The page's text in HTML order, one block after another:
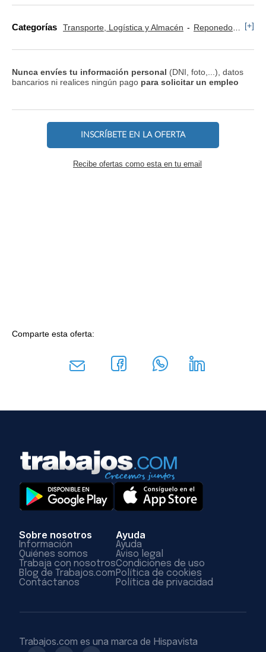
Categorías Transporte, Logística y Almacén Reponedor y Cajero [+]
Nunca envíes tu información personal (DNI, foto,...), datos
bancarios ni realices ningún pago para solicitar un empleo
INSCRÍBETE EN LA OFERTA
Recibe ofertas como esta en tu email
Comparte esta oferta:
Sobre nosotros
Información
Quiénes somos
Trabaja con nosotros
Blog de Trabajos.com
Contáctanos
Ayuda
Ayuda
Aviso legal
Condiciones de uso
Política de cookies
Política de privacidad
Trabajos.com es una marca de Hispavista